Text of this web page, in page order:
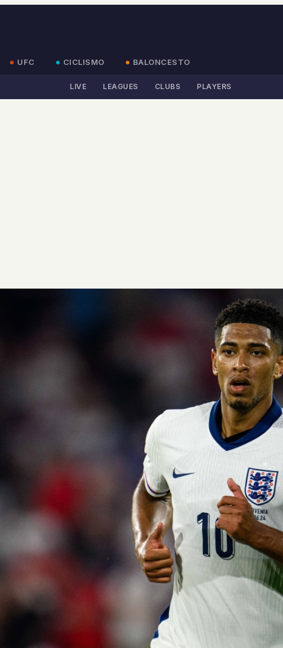
UFC CICLISMO BALONCESTO
LIVE LEAGUES CLUBS PLAYERS